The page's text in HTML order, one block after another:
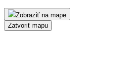
Zobraziť na mape
Zatvoriť mapu